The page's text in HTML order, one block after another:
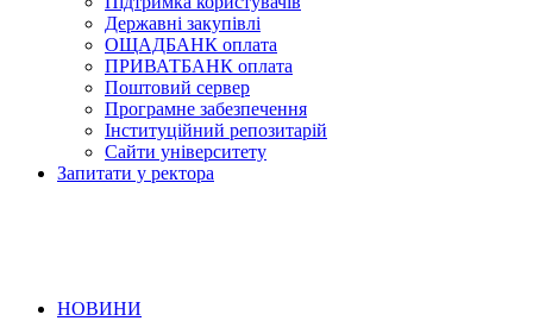
Державні закупівлі
ОЩАДБАНК оплата
ПРИВАТБАНК оплата
Поштовий сервер
Програмне забезпечення
Інституційний репозитарій
Сайти університету
Запитати у ректора
НОВИНИ